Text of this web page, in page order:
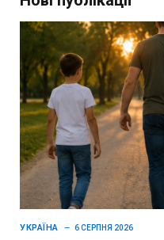
УКРАЇНА 6 СЕРПНЯ 2026